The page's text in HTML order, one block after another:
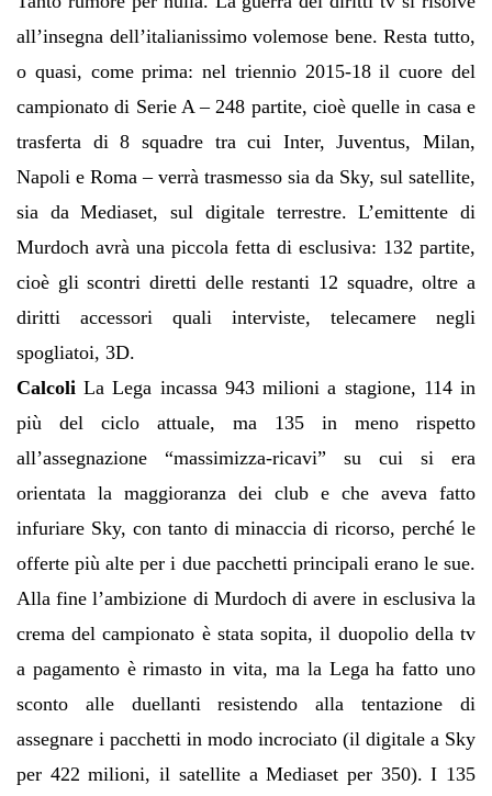
all’insegna dell’italianissimo volemose bene. Resta tutto,
o quasi, come prima: nel triennio 2015-18 il cuore del
campionato di Serie A – 248 partite, cioè quelle in casa e
trasferta di 8 squadre tra cui Inter, Juventus, Milan,
Napoli e Roma – verrà trasmesso sia da Sky, sul satellite,
sia da Mediaset, sul digitale terrestre. L’emittente di
Murdoch avrà una piccola fetta di esclusiva: 132 partite,
cioè gli scontri diretti delle restanti 12 squadre, oltre a
diritti accessori quali interviste, telecamere negli
spogliatoi, 3D.
Calcoli La Lega incassa 943 milioni a stagione, 114 in
più del ciclo attuale, ma 135 in meno rispetto
all’assegnazione “massimizza-ricavi” su cui si era
orientata la maggioranza dei club e che aveva fatto
infuriare Sky, con tanto di minaccia di ricorso, perché le
offerte più alte per i due pacchetti principali erano le sue.
Alla fine l’ambizione di Murdoch di avere in esclusiva la
crema del campionato è stata sopita, il duopolio della tv
a pagamento è rimasto in vita, ma la Lega ha fatto uno
sconto alle duellanti resistendo alla tentazione di
assegnare i pacchetti in modo incrociato (il digitale a Sky
per 422 milioni, il satellite a Mediaset per 350). I 135